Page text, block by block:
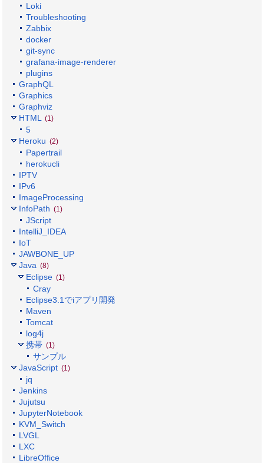
Loki
Troubleshooting
Zabbix
docker
git-sync
grafana-image-renderer
plugins
GraphQL
Graphics
Graphviz
HTML
(1)
5
Heroku (2)
Papertrail
herokucli
IPTV
IPv6
ImageProcessing
InfoPath (1)
JScript
IntelliJ_IDEA
IoT
JAWBONE_UP
Java (8)
Eclipse (1)
Cray
Eclipse3.1でiアプリ開発
Maven
Tomcat
log4j
携帯 (1)
サンプル
JavaScript (1)
jq
Jenkins
Jujutsu
JupyterNotebook
KVM_Switch
LVGL
LXC
LibreOffice